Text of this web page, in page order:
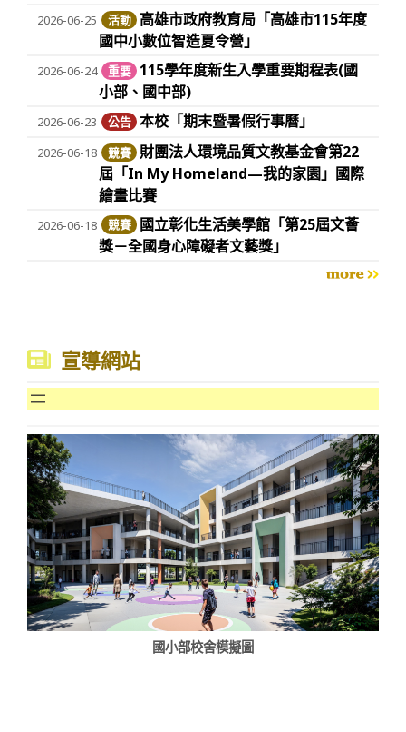
活動 高雄市政府教育局「高雄市115年度
國中小數位智造夏令營」
2026-06-25
重要 115學年度新生入學重要期程表(國
小部、國中部)
2026-06-24
公告 本校「期末暨暑假行事曆」
2026-06-23
競賽 財團法人環境品質文教基金會第22
屆「In My Homeland—我的家園」國際
繪畫比賽
2026-06-18
競賽 國立彰化生活美學館「第25屆文薈
獎－全國身心障礙者文藝獎」
2026-06-18
more
宣導網站
國小部校舍模擬圖